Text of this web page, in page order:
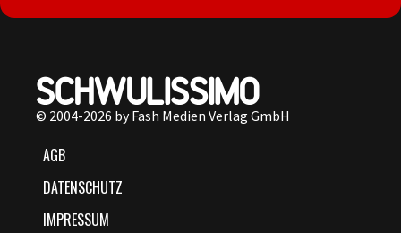
© 2004-2026 by Fash Medien Verlag GmbH
AGB
DATENSCHUTZ
IMPRESSUM